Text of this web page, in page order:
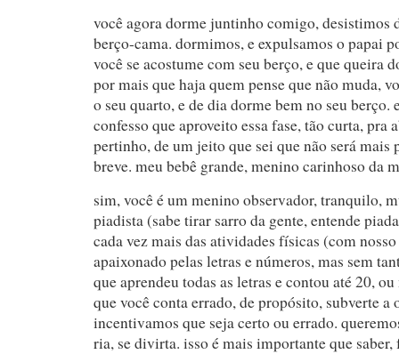
você agora dorme juntinho comigo, desistimos
berço-cama. dormimos, e expulsamos o papai
você se acostume com seu berço, e que queira
por mais que haja quem pense que não muda,
o seu quarto, e de dia dorme bem no seu berço.
confesso que aproveito essa fase, tão curta, pra
pertinho, de um jeito que sei que não será mais
breve. meu bebê grande, menino carinhoso da
sim, você é um menino observador, tranquilo,
piadista (sabe tirar sarro da gente, entende
cada vez mais das atividades físicas (com
apaixonado pelas letras e números, mas sem
que aprendeu todas as letras e contou até 20,
que você conta errado, de propósito, subverte a
incentivamos que seja certo ou errado.
ria, se divirta. isso é mais importante que saber,